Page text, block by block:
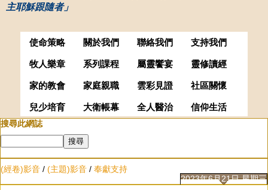
主耶穌跟隨者」
使命策略 關於我們 聯絡我們 支持我們
牧人樂章 系列課程 屬靈饗宴 靈修讀經
家的教會 家庭親職 雲彩見證 社區關懷
兒少培育 大衛帳幕 全人醫治
信仰生活
搜尋此網誌
(經卷)影音 / (主題)影音 / 奉獻支持
2023年6月21日 星期三